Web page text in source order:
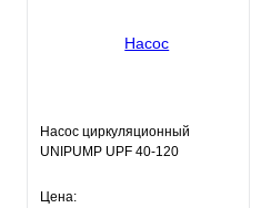
Насос циркуляционный
UNIPUMP UPF 40-120
Цена: